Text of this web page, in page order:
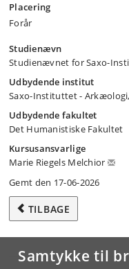
Samtykke til
Placering
Forår
Studienævn
Studienævnet for Saxo-
Udbydende institut
Saxo-Instituttet -
Udbydende fakultet
Det Humanistiske Fakultet
Kursusansvarlige
Marie Riegels Melchior
Gemt den 17-06-2026
TILBAGE